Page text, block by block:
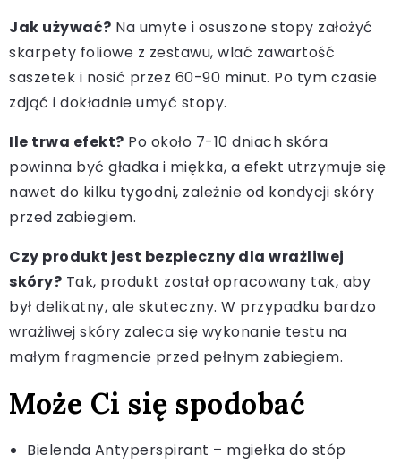
Jak używać? Na umyte i osuszone stopy założyć
skarpety foliowe z zestawu, wlać zawartość
saszetek i nosić przez 60-90 minut. Po tym czasie
zdjąć i dokładnie umyć stopy.
Ile trwa efekt? Po około 7-10 dniach skóra
powinna być gładka i miękka, a efekt utrzymuje się
nawet do kilku tygodni, zależnie od kondycji skóry
przed zabiegiem.
Czy produkt jest bezpieczny dla wrażliwej
skóry? Tak, produkt został opracowany tak, aby
był delikatny, ale skuteczny. W przypadku bardzo
wrażliwej skóry zaleca się wykonanie testu na
małym fragmencie przed pełnym zabiegiem.
Może Ci się spodobać
Bielenda Antyperspirant – mgiełka do stóp